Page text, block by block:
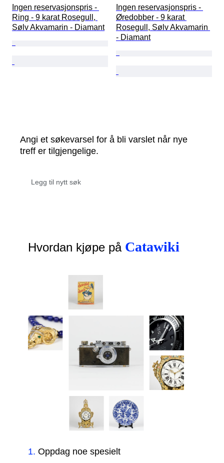
Ingen reservasjonspris -
Ring - 9 karat Rosegull,
Sølv Akvamarin - Diamant
Ingen reservasjonspris -
Øredobber - 9 karat
Rosegull, Sølv Akvamarin
- Diamant
Angi et søkevarsel for å bli varslet når nye
treff er tilgjengelige.
Hvordan kjøpe på Catawiki
1. Oppdag noe spesielt